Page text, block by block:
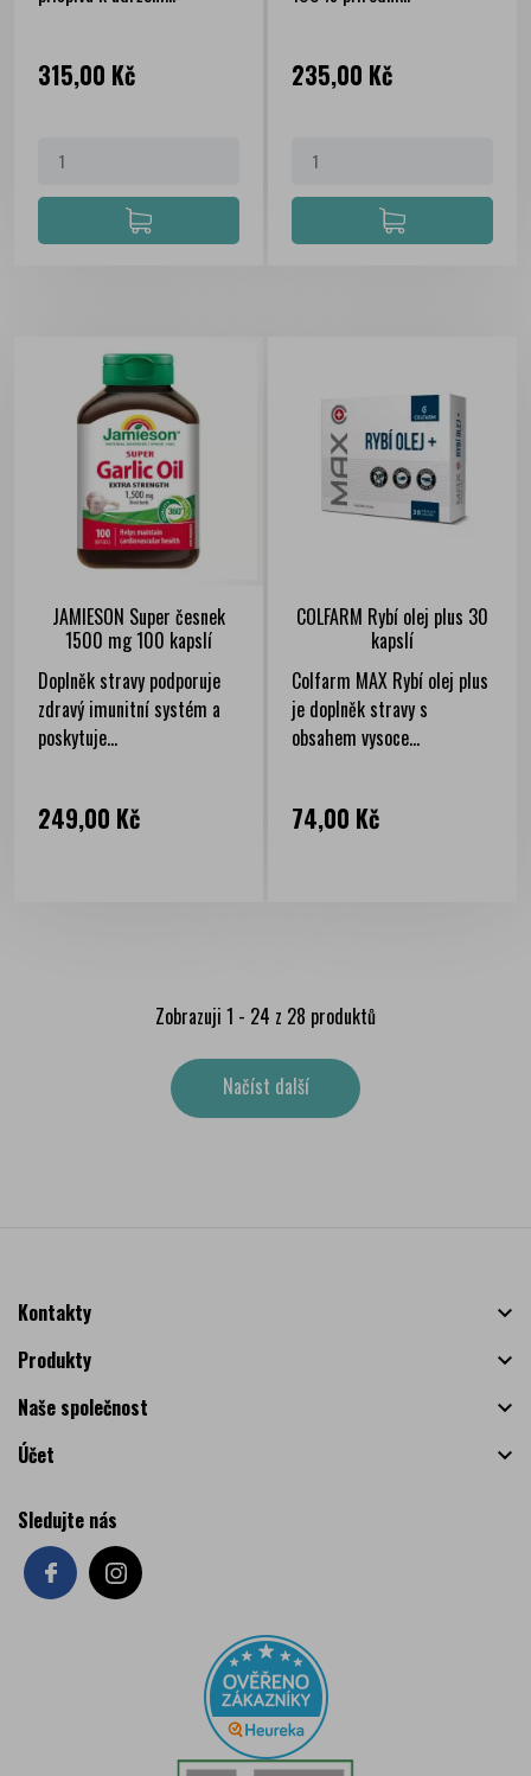
Cena
315,00 Kč Cena
235,00 Kč
JAMIESON Super česnek
1500 mg 100 kapslí
Doplněk stravy podporuje
zdravý imunitní systém a
poskytuje...
Cena
249,00 Kč
COLFARM Rybí olej plus 30
kapslí
Colfarm MAX Rybí olej plus
je doplněk stravy s
obsahem vysoce...
Cena
74,00 Kč
Zobrazuji 1 - 24 z 28 produktů
Načíst další
Kontakty

Produkty

Naše společnost

Účet

Sledujte nás